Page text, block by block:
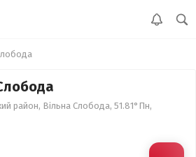
район, Вільна Слобода, 51.81°Пн,